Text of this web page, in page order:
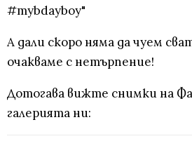
#mybdayboy"
А дали скоро няма да чуем
очакваме с нетърпение!
Дотогава вижте снимки на
галерията ни: